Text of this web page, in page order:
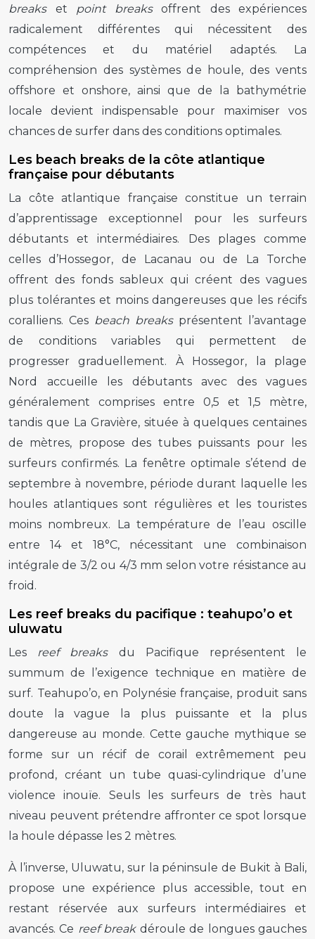
breakset point breaksoffrent des expériences
radicalement différentes qui nécessitent des
compétences et du matériel adaptés. La
compréhension des systèmes de houle, des vents
offshore et onshore, ainsi que de la bathymétrie
locale devient indispensable pour maximiser vos
chances de surfer dans des conditions optimales.
Les beach breaks de la côte atlantique
française pour débutants
La côte atlantique française constitue un terrain
d’apprentissage exceptionnel pour les surfeurs
débutants et intermédiaires. Des plages comme
celles d’Hossegor, de Lacanau ou de La Torche
offrent des fonds sableux qui créent des vagues
plus tolérantes et moins dangereuses que les récifs
coralliens. Ces beach breaksprésentent l’avantage
de conditions variables qui permettent de
progresser graduellement. À Hossegor, la plage
Nord accueille les débutants avec des vagues
généralement comprises entre 0,5 et 1,5 mètre,
tandis que La Gravière, située à quelques centaines
de mètres, propose des tubes puissants pour les
surfeurs confirmés. La fenêtre optimale s’étend de
septembre à novembre, période durant laquelle les
houles atlantiques sont régulières et les touristes
moins nombreux. La température de l’eau oscille
entre 14 et 18°C, nécessitant une combinaison
intégrale de 3/2 ou 4/3 mm selon votre résistance au
froid.
Les reef breaks du pacifique : teahupo’o et
uluwatu
Les reef breaksdu Pacifique représentent le
summum de l’exigence technique en matière de
surf. Teahupo’o, en Polynésie française, produit sans
doute la vague la plus puissante et la plus
dangereuse au monde. Cette gauche mythique se
forme sur un récif de corail extrêmement peu
profond, créant un tube quasi-cylindrique d’une
violence inouïe. Seuls les surfeurs de très haut
niveau peuvent prétendre affronter ce spot lorsque
la houle dépasse les 2 mètres.
À l’inverse, Uluwatu, sur la péninsule de Bukit à Bali,
propose une expérience plus accessible, tout en
restant réservée aux surfeurs intermédiaires et
avancés. Ce reef breakdéroule de longues gauches